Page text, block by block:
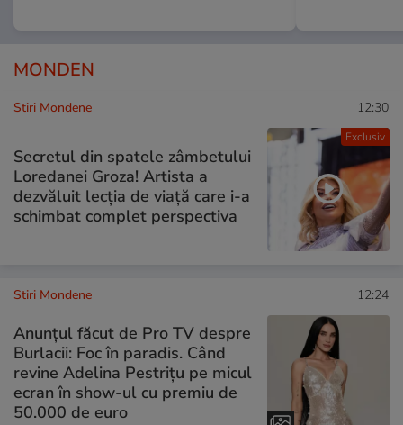
MONDEN
Exclusiv
Stiri Mondene 12:30
Secretul din spatele zâmbetului
Loredanei Groza! Artista a
dezvăluit lecția de viață care i-a
schimbat complet perspectiva
Stiri Mondene 12:24
Anunțul făcut de Pro TV despre
Burlacii: Foc în paradis. Când
revine Adelina Pestrițu pe micul
ecran în show-ul cu premiu de
50.000 de euro